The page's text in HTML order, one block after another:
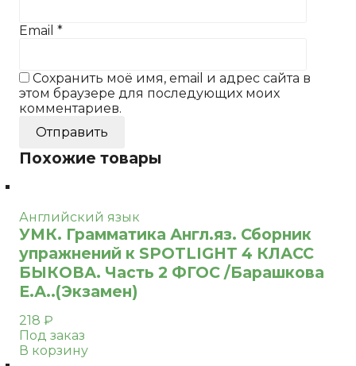
Email *
Сохранить моё имя, email и адрес сайта в
этом браузере для последующих моих
комментариев.
Похожие товары
Английский язык
УМК. Грамматика Англ.яз. Сборник
упражнений к SPOTLIGHT 4 КЛАСС
БЫКОВА. Часть 2 ФГОС /Барашкова
Е.А..(Экзамен)
218 ₽
Под заказ
В корзину